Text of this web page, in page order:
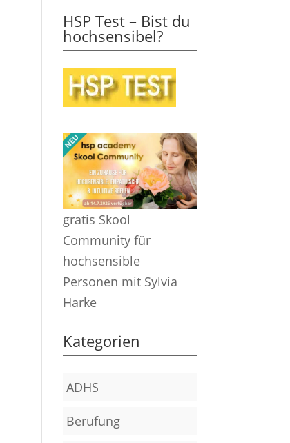
HSP Test – Bist du
hochsensibel?
gratis Skool
Community für
hochsensible
Personen mit Sylvia
Harke
Kategorien
ADHS
Berufung